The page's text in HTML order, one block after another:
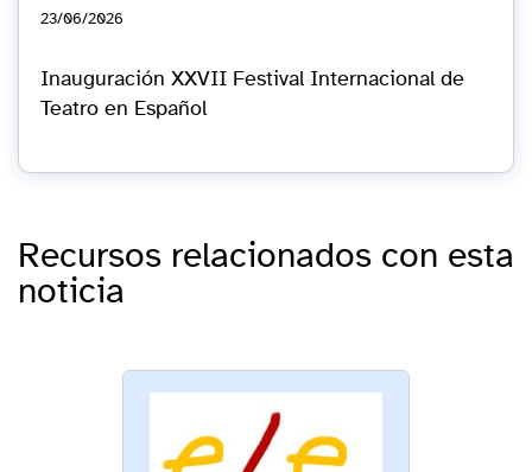
23/06/2026
Inauguración XXVII Festival Internacional de
Teatro en Español
Recursos relacionados con esta
noticia